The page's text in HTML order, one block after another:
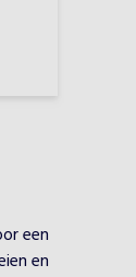
een
en